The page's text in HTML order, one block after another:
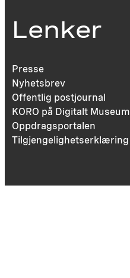
Lenker
Presse
Nyhetsbrev
Offentlig postjournal
KORO på Digitalt Museum
Oppdragsportalen
Tilgjengelighetserklæring